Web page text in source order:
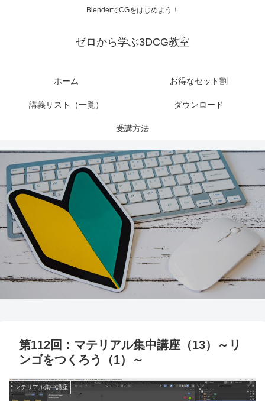
BlenderでCGをはじめよう！
ゼロから学ぶ3DCG教室
ホーム お得なセット割
講義リスト（一覧） ダウンロード
受講方法
第112回：マテリアル集中講座（13）～リ
ンゴをつくろう（1）～
マテリアル集中講座